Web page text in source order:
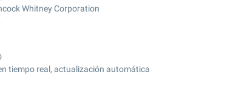
Whitney Corporation
tiempo real, actualización automática